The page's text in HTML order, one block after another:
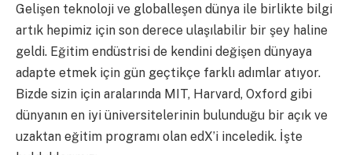
Gelişen teknoloji ve globalleşen dünya ile birlikte bilgi
artık hepimiz için son derece ulaşılabilir bir şey haline
geldi. Eğitim endüstrisi de kendini değişen dünyaya
adapte etmek için gün geçtikçe farklı adımlar atıyor.
Bizde sizin için aralarında MIT, Harvard, Oxford gibi
dünyanın en iyi üniversitelerinin bulunduğu bir açık ve
uzaktan eğitim programı olan edX’i inceledik. İşte